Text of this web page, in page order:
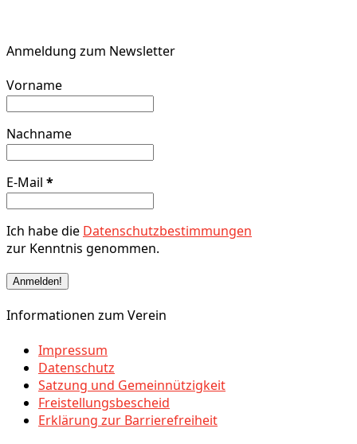
Anmeldung zum Newsletter
Vorname
Nachname
E-Mail *
Ich habe die Datenschutzbestimmungen
zur Kenntnis genommen.
Informationen zum Verein
Impressum
Datenschutz
Satzung und Gemeinnützigkeit
Freistellungsbescheid
Erklärung zur Barrierefreiheit